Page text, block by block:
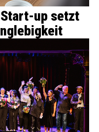
up setzt